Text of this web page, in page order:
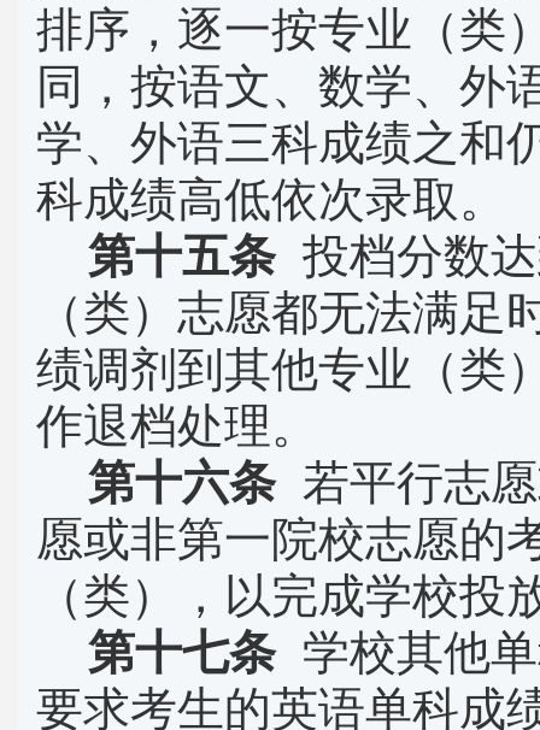
排序，逐一按专业（类
同，按语文、数学、外
学、外语三科成绩之和
科成绩高低依次录取。
第十五条 投档分数
（类）志愿都无法满
绩调剂到其他专业（类
作退档处理。
第十六条 若平行志
愿或非第一院校志愿的
（类），以完成学校投
第十七条 学校其他
要求考生的英语单科成